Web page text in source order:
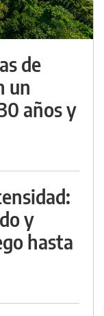
de
un
años y
y
hasta